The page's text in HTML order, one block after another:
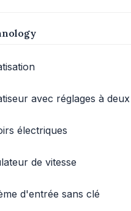
avec réglages à
électriques
de vitesse
d'entrée sans clé